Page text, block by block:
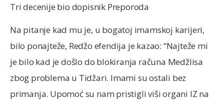
Tri decenije bio dopisnik Preporoda
Na pitanje kad mu je, u bogatoj imamskoj karijeri,
bilo ponajteže, Redžo efendija je kazao: “Najteže mi
je bilo kad je došlo do blokiranja računa Medžlisa
zbog problema u Tidžari. Imami su ostali bez
primanja. Upomoć su nam pristigli viši organi IZ na